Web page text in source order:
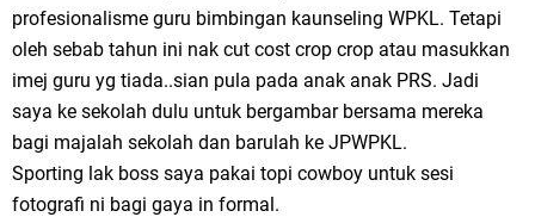
profesionalisme guru bimbingan kaunseling WPKL. Tetapi
oleh sebab tahun ini nak cut cost crop crop atau masukkan
imej guru yg tiada..sian pula pada anak anak PRS. Jadi
saya ke sekolah dulu untuk bergambar bersama mereka
bagi majalah sekolah dan barulah ke JPWPKL.
Sporting lak boss saya pakai topi cowboy untuk sesi
fotografi ni bagi gaya in formal.